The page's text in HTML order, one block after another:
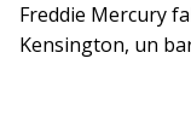
Freddie Mercury
Kensington, un